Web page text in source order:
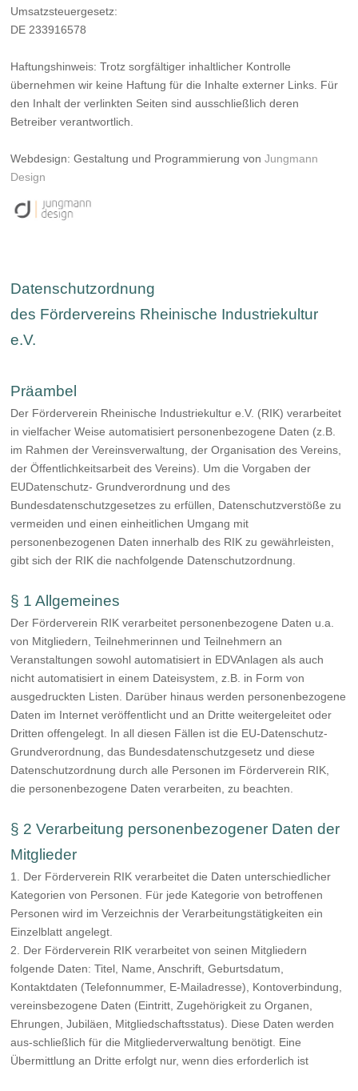
Umsatzsteuergesetz:
DE 233916578
Haftungshinweis: Trotz sorgfältiger inhaltlicher Kontrolle
übernehmen wir keine Haftung für die Inhalte externer Links. Für
den Inhalt der verlinkten Seiten sind ausschließlich deren
Betreiber verantwortlich.
Webdesign: Gestaltung und Programmierung vonJungmann
Design
Datenschutzordnung
des Fördervereins Rheinische Industriekultur
e.V.
Präambel
Der Förderverein Rheinische Industriekultur e.V. (RIK) verarbeitet
in vielfacher Weise automatisiert personenbezogene Daten (z.B.
im Rahmen der Vereinsverwaltung, der Organisation des Vereins,
der Öffentlichkeitsarbeit des Vereins). Um die Vorgaben der
EUDatenschutz- Grundverordnung und des
Bundesdatenschutzgesetzes zu erfüllen, Datenschutzverstöße zu
vermeiden und einen einheitlichen Umgang mit
personenbezogenen Daten innerhalb des RIK zu gewährleisten,
gibt sich der RIK die nachfolgende Datenschutzordnung.
§ 1 Allgemeines
Der Förderverein RIK verarbeitet personenbezogene Daten u.a.
von Mitgliedern, Teilnehmerinnen und Teilnehmern an
Veranstaltungen sowohl automatisiert in EDVAnlagen als auch
nicht automatisiert in einem Dateisystem, z.B. in Form von
ausgedruckten Listen. Darüber hinaus werden personenbezogene
Daten im Internet veröffentlicht und an Dritte weitergeleitet oder
Dritten offengelegt. In all diesen Fällen ist die EU-Datenschutz-
Grundverordnung, das Bundesdatenschutzgesetz und diese
Datenschutzordnung durch alle Personen im Förderverein RIK,
die personenbezogene Daten verarbeiten, zu beachten.
§ 2 Verarbeitung personenbezogener Daten der
Mitglieder
1. Der Förderverein RIK verarbeitet die Daten unterschiedlicher
Kategorien von Personen. Für jede Kategorie von betroffenen
Personen wird im Verzeichnis der Verarbeitungstätigkeiten ein
Einzelblatt angelegt.
2. Der Förderverein RIK verarbeitet von seinen Mitgliedern
folgende Daten: Titel, Name, Anschrift, Geburtsdatum,
Kontaktdaten (Telefonnummer, E-Mailadresse), Kontoverbindung,
vereinsbezogene Daten (Eintritt, Zugehörigkeit zu Organen,
Ehrungen, Jubiläen, Mitgliedschaftsstatus). Diese Daten werden
aus-schließlich für die Mitgliederverwaltung benötigt. Eine
Übermittlung an Dritte erfolgt nur, wenn dies erforderlich ist